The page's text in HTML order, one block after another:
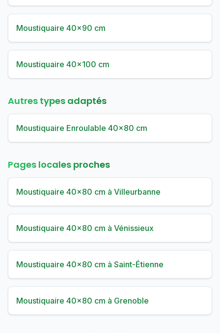
Moustiquaire 40×90 cm
Moustiquaire 40×100 cm
Autres types adaptés
Moustiquaire Enroulable 40×80 cm
Pages locales proches
Moustiquaire 40×80 cm à Villeurbanne
Moustiquaire 40×80 cm à Vénissieux
Moustiquaire 40×80 cm à Saint-Étienne
Moustiquaire 40×80 cm à Grenoble